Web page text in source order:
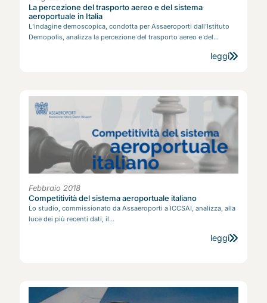
La percezione del trasporto aereo e del sistema
aeroportuale in Italia
L’indagine demoscopica, condotta per Assaeroporti dall’Istituto
Demopolis, analizza la percezione del trasporto aereo e del...
leggi
Febbraio 2018
Competitività del sistema aeroportuale italiano
Lo studio, commissionato da Assaeroporti a ICCSAI, analizza, alla
luce dei più recenti dati, il...
leggi